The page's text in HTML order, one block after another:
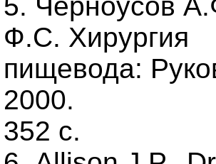
5. Черноусов
Ф.С. Хирургия
пищевода:
2000.
352 с.